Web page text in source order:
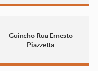
Guincho Rua Ernesto
Piazzetta